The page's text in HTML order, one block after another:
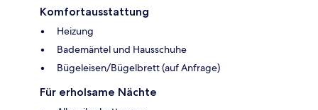
Komfortausstattung
Heizung
Bademäntel und Hausschuhe
Bügeleisen/Bügelbrett (auf Anfrage)
Für erholsame Nächte